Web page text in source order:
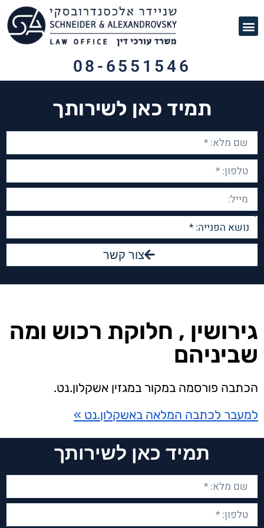
08-6551546
תמיד כאן לשירותך
צור קשר
⁠גירושין , חלוקת רכוש ומה
שביניהם
הכתבה פורסמה במקור במגזין אשקלון.נט.
למעבר לכתבה המלאה באשקלון.נט »
תמיד כאן לשירותך